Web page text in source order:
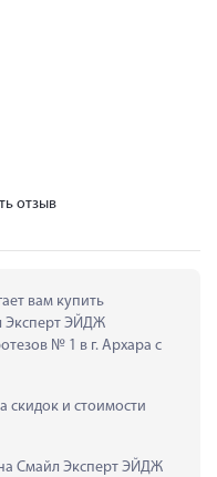
отзыв
вам купить
Эксперт ЭЙДЖ
№ 1 в г. Архара с
скидок и стоимости
Смайл Эксперт ЭЙДЖ